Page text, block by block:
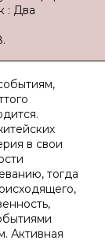
: Два
в свои
тогда
Активная